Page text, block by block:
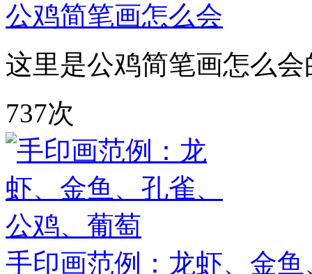
公鸡简笔画怎么会
这里是公鸡简笔画怎么
737次
手印画范例：龙虾、金